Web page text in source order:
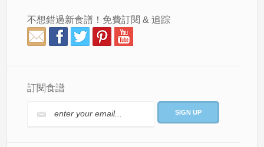
不想錯過新食譜！免費訂閱 & 追踪
訂閱食譜